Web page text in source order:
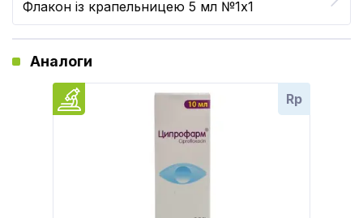
Флакон із крапельницею 5 мл №1x1
Аналоги
Rp